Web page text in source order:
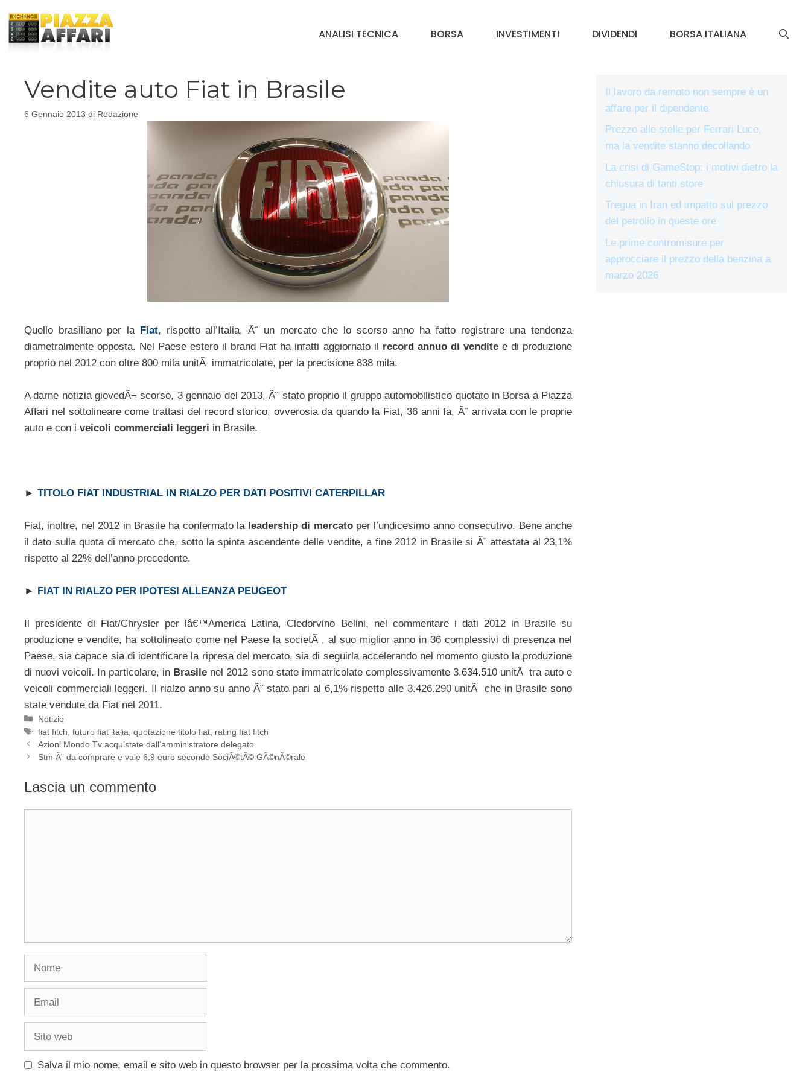
contenuto
ANALISI TECNICA BORSA INVESTIMENTI DIVIDENDI BORSA ITALIANA
Vendite auto Fiat in Brasile
6 Gennaio 2013 di Redazione
Quello brasiliano per la Fiat, rispetto all’Italia, Ã¨ un mercato che lo scorso anno ha fatto registrare una tendenza
diametralmente opposta. Nel Paese estero il brand Fiat ha infatti aggiornato il record annuo di venditee di produzione
proprio nel 2012 con oltre 800 mila unitÃ immatricolate, per la precisione 838 mila.
A darne notizia giovedÃ¬ scorso, 3 gennaio del 2013, Ã¨ stato proprio il gruppo automobilistico quotato in Borsa a Piazza
Affari nel sottolineare come trattasi del record storico, ovverosia da quando la Fiat, 36 anni fa, Ã¨ arrivata con le proprie
auto e con i veicoli commerciali leggeri in Brasile.
► TITOLO FIAT INDUSTRIAL IN RIALZO PER DATI POSITIVI CATERPILLAR
Fiat, inoltre, nel 2012 in Brasile ha confermato la leadership di mercatoper l’undicesimo anno consecutivo. Bene anche
il dato sulla quota di mercato che, sotto la spinta ascendente delle vendite, a fine 2012 in Brasile si Ã¨ attestata al 23,1%
rispetto al 22% dell’anno precedente.
► FIAT IN RIALZO PER IPOTESI ALLEANZA PEUGEOT
Il presidente di Fiat/Chrysler per lâ€™America Latina, Cledorvino Belini, nel commentare i dati 2012 in Brasile su
produzione e vendite, ha sottolineato come nel Paese la societÃ , al suo miglior anno in 36 complessivi di presenza nel
Paese, sia capace sia di identificare la ripresa del mercato, sia di seguirla accelerando nel momento giusto la produzione
di nuovi veicoli. In particolare, in Brasile nel 2012 sono state immatricolate complessivamente 3.634.510 unitÃ tra auto e
veicoli commerciali leggeri. Il rialzo anno su anno Ã¨ stato pari al 6,1% rispetto alle 3.426.290 unitÃ che in Brasile sono
state vendute da Fiat nel 2011.
Categorie
Notizie
Tag
fiat fitch ,futuro fiat italia ,quotazione titolo fiat rating fiat fitch
Azioni Mondo Tv acquistate dall’amministratore delegato
Stm Ã¨ da comprare e vale 6,9 euro secondo SociÃ©tÃ© GÃ©nÃ©rale
Lascia un commento
Nome
Email
Sito
Salva il mio nome, email e sito web in questo browser per la prossima volta che commento.
Il lavoro da remoto non sempre è un
affare per il dipendente
Prezzo alle stelle per Ferrari Luce,
ma la vendite stanno decollando
La crisi di GameStop: i motivi dietro la
chiusura di tanti store
Tregua in Iran ed impatto sul prezzo
del petrolio in queste ore
Le prime contromisure per
approcciare il prezzo della benzina a
marzo 2026